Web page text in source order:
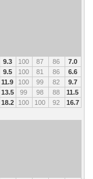
9.3 100 87 86
7.0
9.5 100 81 86
6.6
11.9 100 99 82
9.7
13.5 99 98 88
11.5
18.2 100 100 92 16.7